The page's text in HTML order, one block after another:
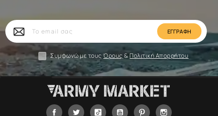
Το
email
σας
Συμφωνώ με τουςΌρους &Πολιτική Απορρήτου
FacebookTwitter Tiktok YouTube Pinterest